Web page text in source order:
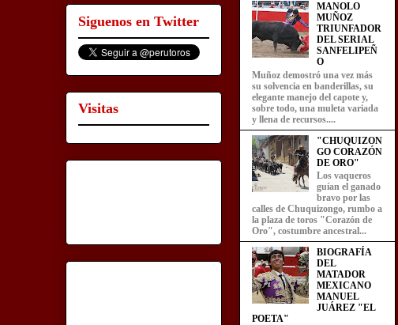
Siguenos en Twitter
Visitas
MANOLO
MUÑOZ
TRIUNFADOR
DEL SERIAL
SANFELIPEÑ
O
Muñoz demostró una vez más
su solvencia en banderillas, su
elegante manejo del capote y,
sobre todo, una muleta variada
y llena de recursos....
"CHUQUIZON
GO CORAZÓN
DE ORO"
Los vaqueros
guían el ganado
bravo por las
calles de Chuquizongo, rumbo a
la plaza de toros "Corazón de
Oro", costumbre ancestral...
BIOGRAFÍA
DEL
MATADOR
MEXICANO
MANUEL
JUÁREZ "EL
POETA"